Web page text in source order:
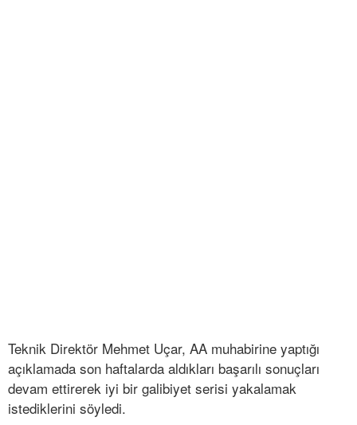
Teknik Direktör Mehmet Uçar, AA muhabirine yaptığı
açıklamada son haftalarda aldıkları başarılı sonuçları
devam ettirerek iyi bir galibiyet serisi yakalamak
istediklerini söyledi.